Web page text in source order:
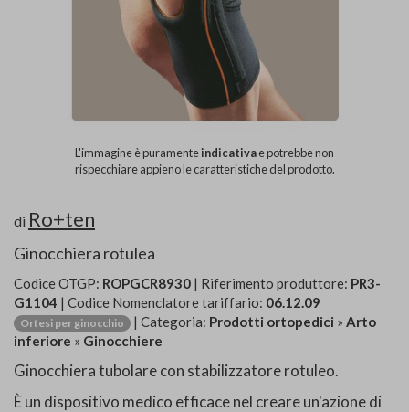
L'immagine è puramenteindicativae potrebbe non
rispecchiare appieno le caratteristiche del prodotto.
di Ro+ten
Ginocchiera rotulea
Codice OTGP: ROPGCR8930 | Riferimento produttore: PR3-
G1104 | Codice Nomenclatore tariffario: 06.12.09
Ortesi per ginocchio | Categoria: Prodotti ortopedici » Arto
inferiore » Ginocchiere
Ginocchiera tubolare con stabilizzatore rotuleo.
È un dispositivo medico efficace nel creare un'azione di